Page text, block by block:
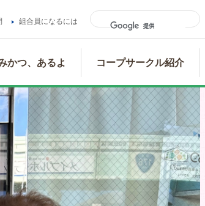
組合員になるには
かつ、あるよ コープサークル紹介